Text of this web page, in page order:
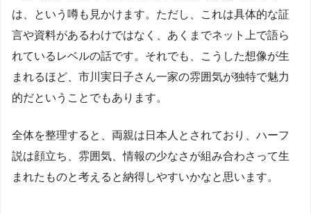
は、という噂も見かけます。ただし、これは具体的な証
言や資料があるわけではなく、あくまでネット上で語ら
れているレベルの話です。それでも、こうした想像が生
まれるほど、市川実日子さん一家の雰囲気が独特で魅力
的だということでもあります。
全体を整理すると、両親は日本人とされており、ハーフ
説は顔立ち、雰囲気、情報の少なさが組み合わさって生
まれたものと考えると納得しやすいかなと思います。